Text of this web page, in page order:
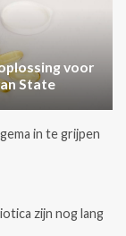
voor
State
in te grijpen
zijn nog lang